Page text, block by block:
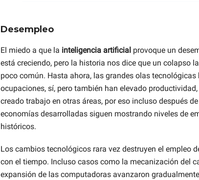
Desempleo
El miedo a que la inteligencia artificial provoque un
está creciendo, pero la historia nos dice que un colapso
poco común. Hasta ahora, las grandes olas
ocupaciones, sí, pero también han elevado
creado trabajo en otras áreas, por eso incluso después
economías desarrolladas siguen mostrando niveles de
históricos.
Los cambios tecnológicos rara vez destruyen el empleo
con el tiempo. Incluso casos como la mecanización del
expansión de las computadoras avanzaron